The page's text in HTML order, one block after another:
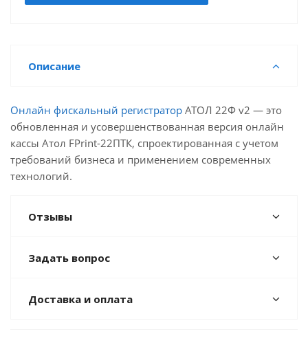
Описание
Онлайн фискальный регистратор АТОЛ 22Ф v2 — это
обновленная и усовершенствованная версия онлайн
кассы Атол FPrint-22ПТК, спроектированная с учетом
требований бизнеса и применением современных
технологий.
Отзывы
Задать вопрос
Доставка и оплата